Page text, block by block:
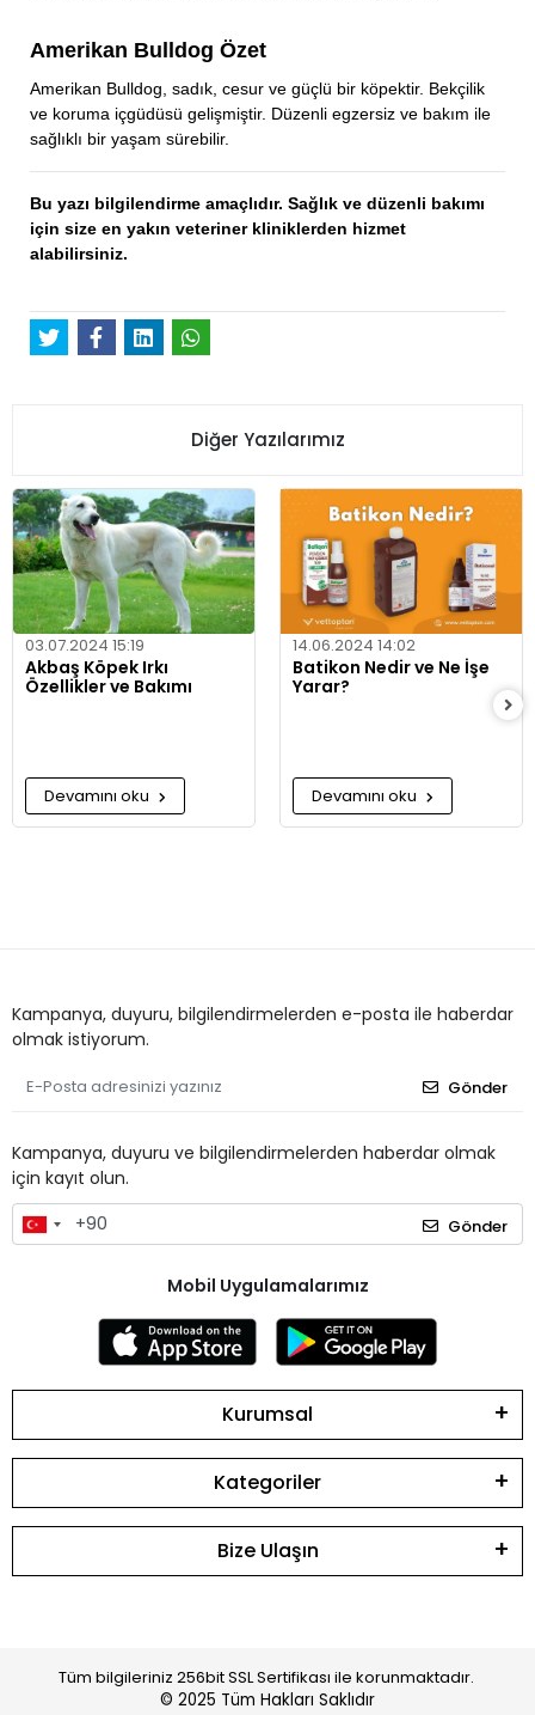
Amerikan Bulldog Özet
Amerikan Bulldog, sadık, cesur ve güçlü bir köpektir. Bekçilik
ve koruma içgüdüsü gelişmiştir. Düzenli egzersiz ve bakım ile
sağlıklı bir yaşam sürebilir.
Bu yazı bilgilendirme amaçlıdır. Sağlık ve düzenli bakımı
için size en yakın veteriner kliniklerden hizmet
alabilirsiniz.
Diğer Yazılarımız
03.07.2024 15:19
Akbaş Köpek Irkı
Özellikler ve Bakımı
Devamını oku
14.06.2024 14:02
Batikon Nedir ve Ne İşe
Yarar?
Devamını oku
Kampanya, duyuru, bilgilendirmelerden e-posta ile haberdar
olmak istiyorum.
Gönder
Kampanya, duyuru ve bilgilendirmelerden haberdar olmak
için kayıt olun.
Gönder
Mobil Uygulamalarımız
Kurumsal
Kategoriler
Bize Ulaşın
Tüm bilgileriniz 256bit SSL Sertifikası ile korunmaktadır.
© 2025 Tüm Hakları Saklıdır